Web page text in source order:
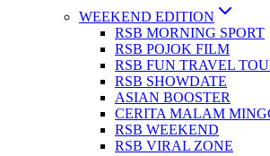
WEEKEND EDITION
RSB MORNING SPORT
RSB POJOK FILM
RSB FUN TRAVEL
RSB SHOWDATE
ASIAN BOOSTER
CERITA MALAM
RSB WEEKEND
RSB VIRAL ZONE